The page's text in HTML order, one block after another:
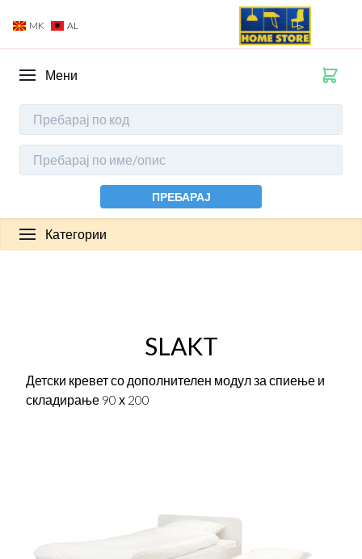
MK AL
Мени
ПРЕБАРАЈ
Категории
SLAKT
Детски кревет со дополнителен модул за спиење и
складирање 90 х 200